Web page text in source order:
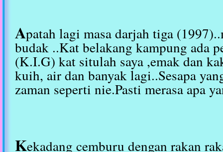
Apatah lagi masa darjah tiga
budak ..Kat belakang kampung ada
(K.I.G) kat situlah saya ,emak dan
kuih, air dan banyak lagi..Sesapa
zaman seperti nie.Pasti merasa apa
Kekadang cemburu dengan rakan